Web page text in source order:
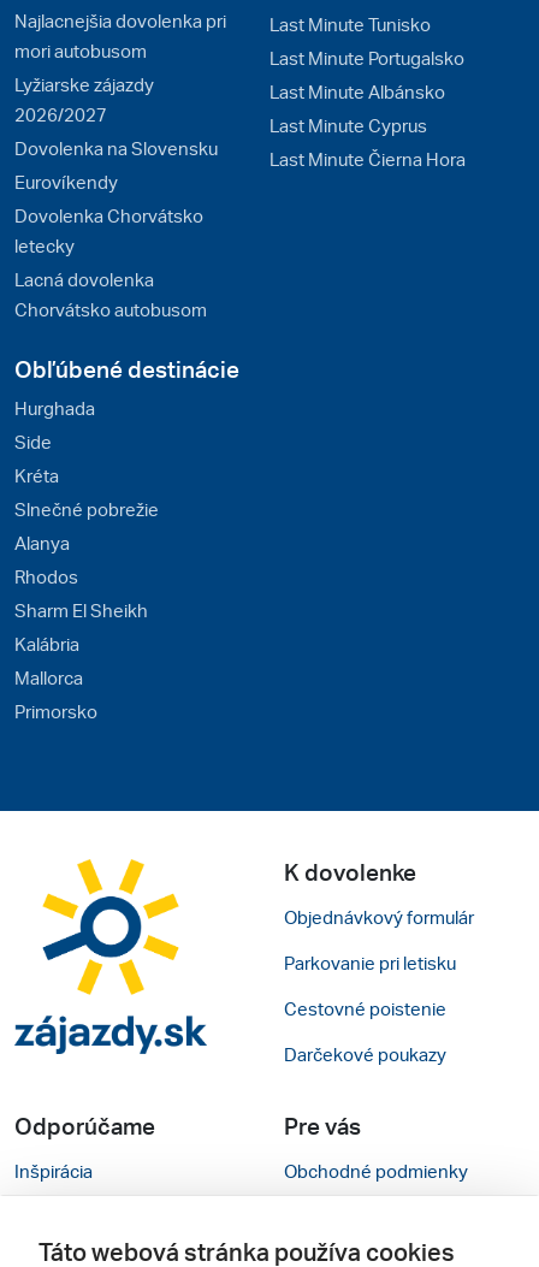
Najlacnejšia dovolenka pri
mori autobusom
Lyžiarske zájazdy
2026/2027
Dovolenka na Slovensku
Eurovíkendy
Dovolenka Chorvátsko
letecky
Lacná dovolenka
Chorvátsko autobusom
Last Minute Tunisko
Last Minute Portugalsko
Last Minute Albánsko
Last Minute Cyprus
Last Minute Čierna Hora
Obľúbené destinácie
Hurghada
Side
Kréta
Slnečné pobrežie
Alanya
Rhodos
Sharm El Sheikh
Kalábria
Mallorca
Primorsko
K dovolenke
Objednávkový formulár
Parkovanie pri letisku
Cestovné poistenie
Darčekové poukazy
Odporúčame
Inšpirácia
Cestovné kancelárie
Pre vás
Obchodné podmienky
Nastavenie cookies
Táto webová stránka používa cookies